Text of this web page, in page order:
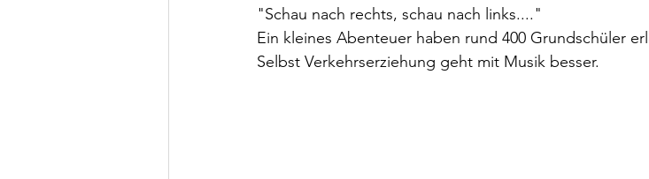
"Schau nach rechts, schau nach links...."
Ein kleines Abenteuer haben rund 400 Grundschüler
Selbst Verkehrserziehung geht mit Musik besser.